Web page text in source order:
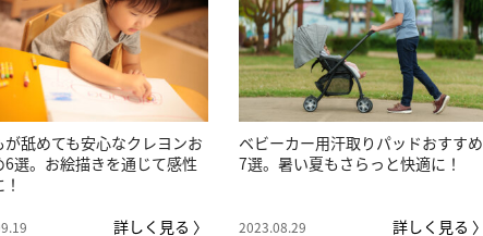
が舐めても安心なクレヨンお
6選。お絵描きを通じて感性
詳しく見る 〉
ベビーカー用汗取りパッドおすすめ
7選。暑い夏もさらっと快適に！
2023.08.29 詳しく見る 〉